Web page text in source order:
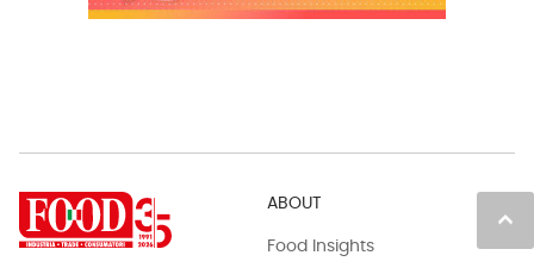
keyboard_arrow_up
ABOUT
Food Insights